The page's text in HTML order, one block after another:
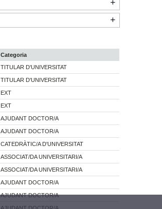
Categoria
TITULAR D'UNIVERSITAT
TITULAR D'UNIVERSITAT
EXT
EXT
AJUDANT DOCTOR/A
AJUDANT DOCTOR/A
CATEDRÀTIC/A D'UNIVERSITAT
ASSOCIAT/DA UNIVERSITARI/A
ASSOCIAT/DA UNIVERSITARI/A
AJUDANT DOCTOR/A
AJUDANT DOCTOR/A